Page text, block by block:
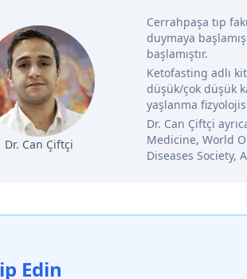
Dr. Can Çiftçi
Cerrahpaşa tıp
duymaya
başlamıştır.
Ketofasting adlı
düşük/çok düşük
yaşlanma
Dr. Can Çiftçi
Medicine, World
Diseases Society,
Edin